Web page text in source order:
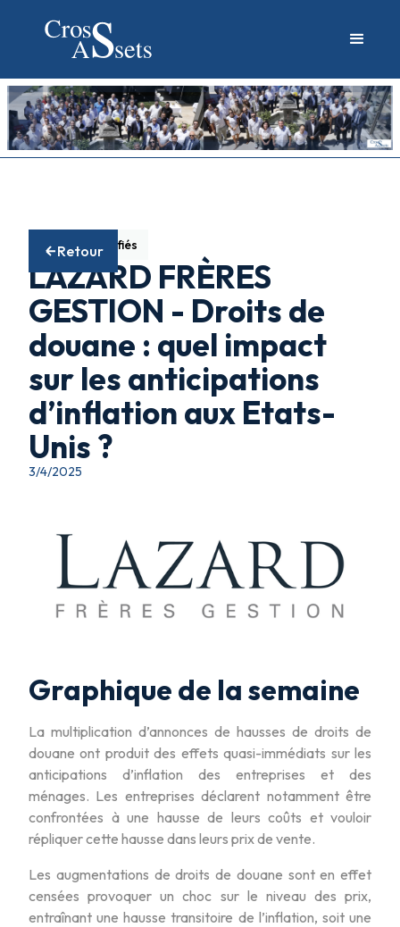
Retour
Fonds diversifiés
LAZARD FRÈRES
GESTION - Droits de
douane : quel impact
sur les anticipations
d’inflation aux Etats-
Unis ?
3/4/2025
Graphique de la semaine
La multiplication d’annonces de hausses de droits de
douane ont produit des effets quasi-immédiats sur les
anticipations d’inflation des entreprises et des
ménages. Les entreprises déclarent notamment être
confrontées à une hausse de leurs coûts et vouloir
répliquer cette hausse dans leurs prix de vente.
Les augmentations de droits de douane sont en effet
censées provoquer un choc sur le niveau des prix,
entraînant une hausse transitoire de l’inflation, soit une